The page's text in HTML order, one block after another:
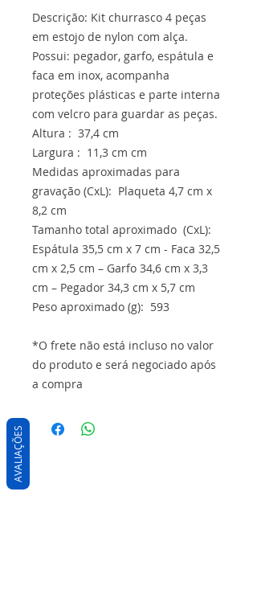
Descrição: Kit churrasco 4 peças
em estojo de nylon com alça.
Possui: pegador, garfo, espátula e
faca em inox, acompanha
proteções plásticas e parte interna
com velcro para guardar as peças.
Altura : 37,4 cm
Largura : 11,3 cm cm
Medidas aproximadas para
gravação (CxL): Plaqueta 4,7 cm x
8,2 cm
Tamanho total aproximado (CxL):
Espátula 35,5 cm x 7 cm - Faca 32,5
cm x 2,5 cm – Garfo 34,6 cm x 3,3
cm – Pegador 34,3 cm x 5,7 cm
Peso aproximado (g): 593
*O frete não está incluso no valor
do produto e será negociado após
a compra
AVALIAÇÕES